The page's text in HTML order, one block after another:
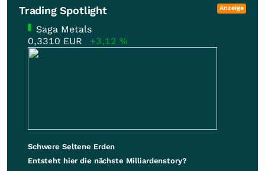
Trading Spotlight Anzeige
Saga Metals
0,3310 EUR +3,12 %
Schwere Seltene Erden
Entsteht hier die nächste Milliardenstory?